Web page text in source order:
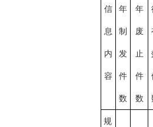
信
息
内
容
年
制
发
件
数
年
废
止
件
数
规